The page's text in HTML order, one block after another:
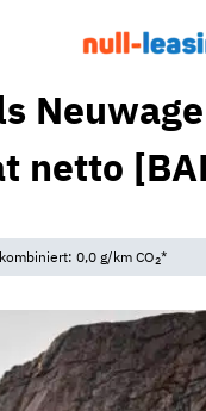
netto
0,0 g/km CO2*